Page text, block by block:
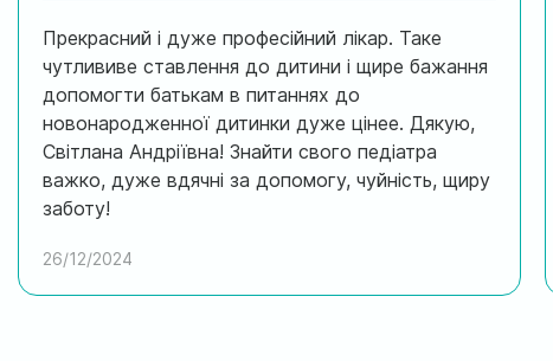
Прекрасний і дуже професійний лікар. Таке
чутлививе ставлення до дитини і щире бажання
допомогти батькам в питаннях до
новонародженної дитинки дуже цінее. Дякую,
Світлана Андріївна! Знайти свого педіатра
важко, дуже вдячні за допомогу, чуйність, щиру
заботу!
26/12/2024